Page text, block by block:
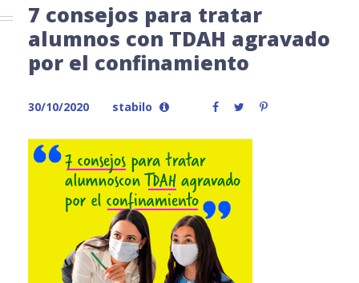
7 consejos para tratar
alumnos con TDAH agravado
por el confinamiento
30/10/2020 stabilo